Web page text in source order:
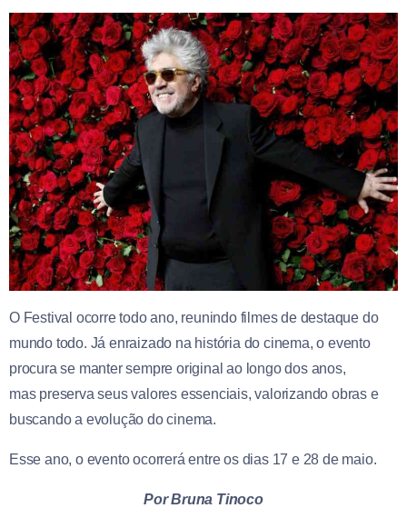
O Festival ocorre todo ano, reunindo filmes de destaque do
mundo todo. Já enraizado na história do cinema, o evento
procura se manter sempre original ao longo dos anos,
mas preserva seus valores essenciais, valorizando obras e
buscando a evolução do cinema.
Esse ano, o evento ocorrerá entre os dias 17 e 28 de maio.
Por Bruna Tinoco